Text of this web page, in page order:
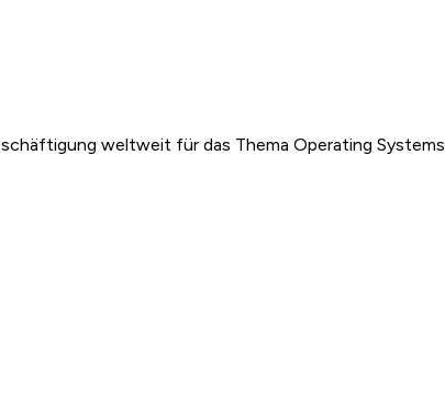
weltweit für das Thema Operating Systems